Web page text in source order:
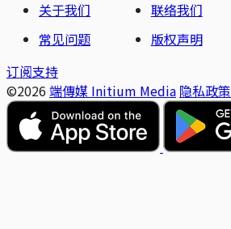
关于我们
联络我们
常见问题
版权声明
订阅支持
©2026 端傳媒 Initium Media 隐私政策